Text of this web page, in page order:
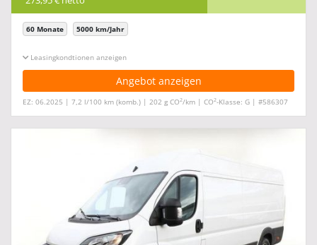
60 Monate 5000 km/Jahr
Leasingkonditionen ein-/ausblenden
Angebot anzeigen
EZ: 06.2025 | 7,2 l/100 km (komb.) | 202 g CO2/km | CO2-Klasse: G | #586307